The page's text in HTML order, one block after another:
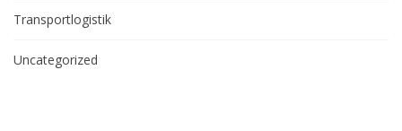
Transportlogistik
Uncategorized